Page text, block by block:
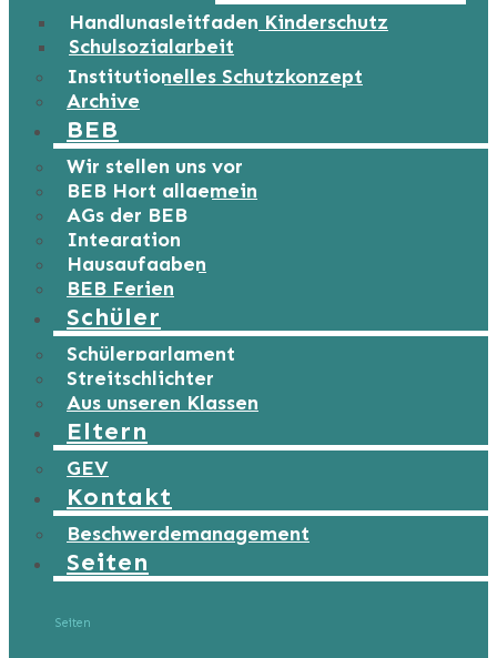
Handlungsleitfaden Kinderschutz
Schulsozialarbeit
Institutionelles Schutzkonzept
Archive
BEB
Wir stellen uns vor
BEB Hort allgemein
AGs der BEB
Integration
Hausaufgaben
BEB Ferien
Schüler
Schülerparlament
Streitschlichter
Aus unseren Klassen
Eltern
GEV
Kontakt
Beschwerdemanagement
Seiten
Seiten